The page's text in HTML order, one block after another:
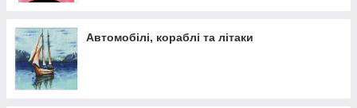
Автомобілі, кораблі та літаки